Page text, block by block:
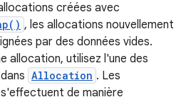
créées avec
, les allocations nouvellement
par des données vides.
allocation, utilisez l'une des
Allocation . Les
de manière